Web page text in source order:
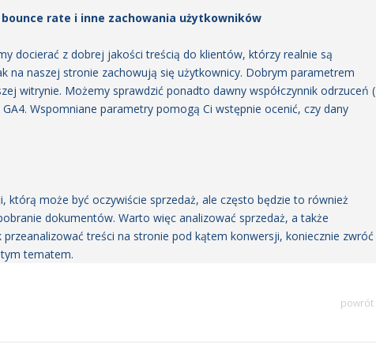
rate i inne zachowania użytkowników
docierać z dobrej jakości treścią do klientów, którzy realnie są
na naszej stronie zachowują się użytkownicy. Dobrym parametrem
witrynie. Możemy sprawdzić ponadto dawny współczynnik odrzuceń (
Wspomniane parametry pomogą Ci wstępnie ocenić, czy dany
którą może być oczywiście sprzedaż, ale często będzie to również
dokumentów. Warto więc analizować sprzedaż, a także
treści na stronie pod kątem konwersji, koniecznie zwróć
tematem.
powrót